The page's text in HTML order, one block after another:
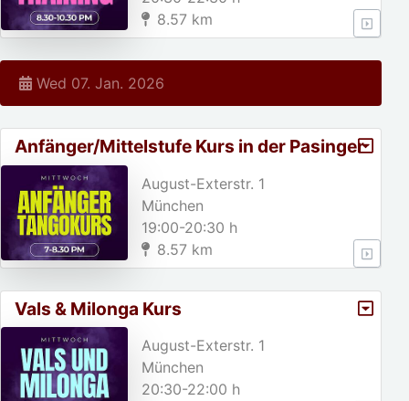
8.57 km
Wed 07. Jan. 2026
Anfänger/Mittelstufe Kurs in der Pasinger
Fabrik
August-Exterstr. 1
München
19:00-20:30 h
8.57 km
Vals & Milonga Kurs
August-Exterstr. 1
München
20:30-22:00 h